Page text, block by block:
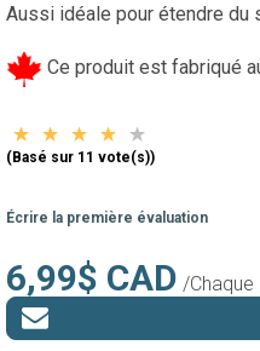
Aussi idéale pour étendre du
Ce produit est fabriqué
(Basé sur 11 vote(s))
Écrire la première évaluation
6,99$ CAD /Chaque